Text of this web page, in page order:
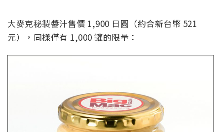
大麥克秘製醬汁售價 1,900 日圓（約合新台幣 521
元），同樣僅有 1,000 罐的限量：